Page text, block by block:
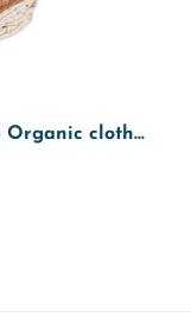
cloth...